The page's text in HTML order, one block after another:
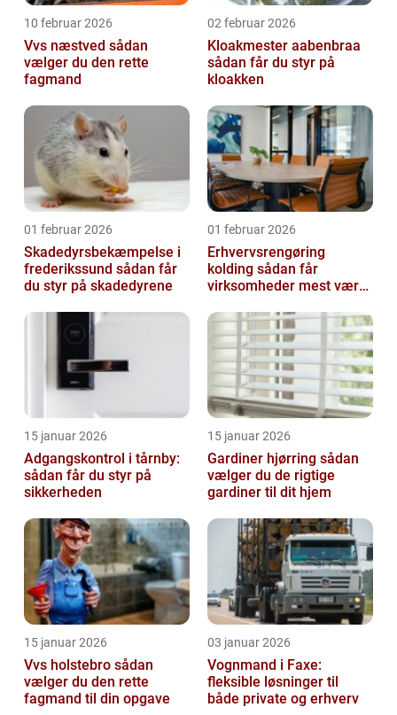
10 februar 2026
Vvs næstved sådan
vælger du den rette
fagmand
02 februar 2026
Kloakmester aabenbraa
sådan får du styr på
kloakken
01 februar 2026
Skadedyrsbekæmpelse i
frederikssund sådan får
du styr på skadedyrene
01 februar 2026
Erhvervsrengøring
kolding sådan får
virksomheder mest værdi
15 januar 2026
Adgangskontrol i tårnby:
sådan får du styr på
sikkerheden
15 januar 2026
Gardiner hjørring sådan
vælger du de rigtige
gardiner til dit hjem
15 januar 2026
Vvs holstebro sådan
vælger du den rette
fagmand til din opgave
03 januar 2026
Vognmand i Faxe:
fleksible løsninger til
både private og erhverv